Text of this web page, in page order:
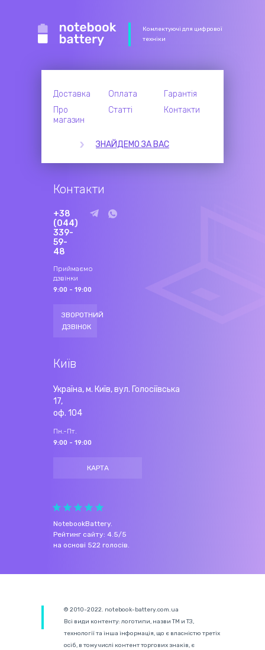
Комлектуючі для цифрової
техніки
Доставка Оплата
Гарантія
Про
магазин
Статті Контакти
ЗНАЙДЕМО ЗА ВАС
Контакти
+38
(044)
339-
59-
48
Приймаємо
дзвінки
9:00 - 19:00
ЗВОРОТНИЙ
ДЗВІНОК
Київ
Україна, м. Київ, вул. Голосіївська
17,
оф. 104
Пн.-Пт.
9:00 - 19:00
КАРТА
NotebookBattery.
Рейтинг сайту: 4.5/5
на основі 522 голосів.
© 2010-2022. notebook-battery.com.ua
Всі види контенту: логотипи, назви ТМ и ТЗ,
технології та інша інформація, що є власністю третіх
осіб, в тому числі контент торгових знаків, є